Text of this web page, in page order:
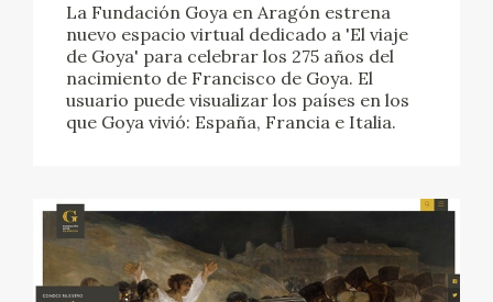
La Fundación Goya en Aragón estrena
nuevo espacio virtual dedicado a 'El viaje
de Goya' para celebrar los 275 años del
nacimiento de Francisco de Goya. El
usuario puede visualizar los países en los
que Goya vivió: España, Francia e Italia.